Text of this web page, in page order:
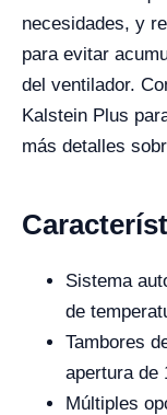
necesidades, y
para evitar
del ventilador.
Kalstein Plus
más detalles
Sistema
de
Tambores
apertura de
Múltiples